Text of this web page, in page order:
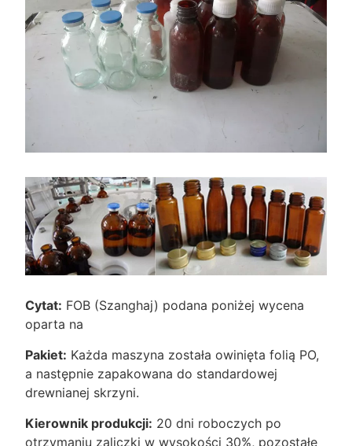
Cytat: FOB (Szanghaj) podana poniżej wycena
oparta na
Pakiet: Każda maszyna została owinięta folią PO,
a następnie zapakowana do standardowej
drewnianej skrzyni.
Kierownik produkcji: 20 dni roboczych po
otrzymaniu zaliczki w wysokości 30%, pozostałe